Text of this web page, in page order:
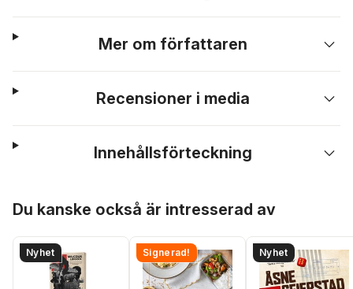
Mer om författaren
Recensioner i media
Innehållsförteckning
Du kanske också är intresserad av
Nyhet Signerad! Nyhet